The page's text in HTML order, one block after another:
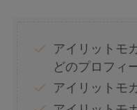
アイリットモ
どのプロフィ
アイリットモ